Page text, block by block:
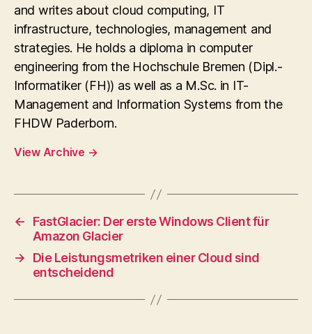
and writes about cloud computing, IT
infrastructure, technologies, management and
strategies. He holds a diploma in computer
engineering from the Hochschule Bremen (Dipl.-
Informatiker (FH)) as well as a M.Sc. in IT-
Management and Information Systems from the
FHDW Paderborn.
View Archive →
←
FastGlacier: Der erste Windows Client für
Amazon Glacier
→
Die Leistungsmetriken einer Cloud sind
entscheidend